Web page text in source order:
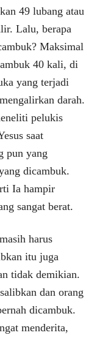
49 lubang atau
Lalu, berapa
Maksimal
40 kali, di
yang terjadi
darah.
pelukis
saat
pun yang
dicambuk.
Ia hampir
sangat berat.
harus
itu juga
tidak demikian.
dan orang
dicambuk.
menderita,